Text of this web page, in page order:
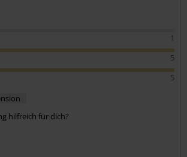
1
5
5
hilfreich für dich?